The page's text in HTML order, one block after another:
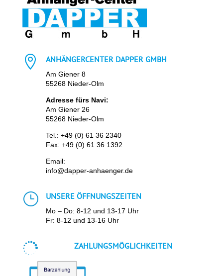
 ANHÄNGERCENTER DAPPER GMBH
Am Giener 8
55268 Nieder-Olm
Adresse fürs Navi:
Am Giener 26
55268 Nieder-Olm
Tel.: +49 (0) 61 36 2340
Fax: +49 (0) 61 36 1392
Email:
info@dapper-anhaenger.de
} UNSERE ÖFFNUNGSZEITEN
Mo – Do: 8-12 und 13-17 Uhr
Fr: 8-12 und 13-16 Uhr
 ZAHLUNGSMÖGLICHKEITEN